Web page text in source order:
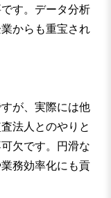
す。データ分析
からも重宝され
が、実際には他
法人とのやりと
欠です。円滑な
務効率化にも貢